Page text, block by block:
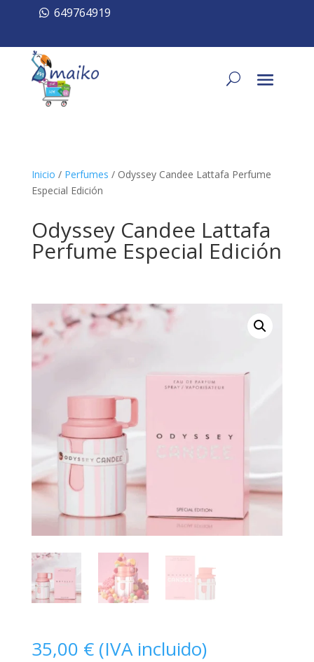
649764919
Inicio / Perfumes / Odyssey Candee Lattafa Perfume
Especial Edición
Odyssey Candee Lattafa
Perfume Especial Edición
35,00 € (IVA incluido)